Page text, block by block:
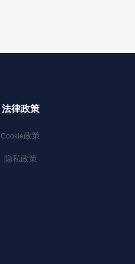
法律政策
Cookie政策
隐私政策